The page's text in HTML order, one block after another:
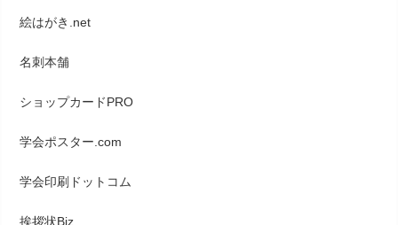
絵はがき.net
名刺本舗
ショップカードPRO
学会ポスター.com
学会印刷ドットコム
挨拶状Biz